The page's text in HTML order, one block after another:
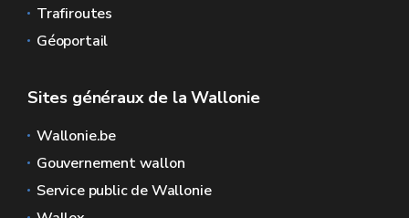
Trafiroutes
Géoportail
Sites généraux de la Wallonie
Wallonie.be
Gouvernement wallon
Service public de Wallonie